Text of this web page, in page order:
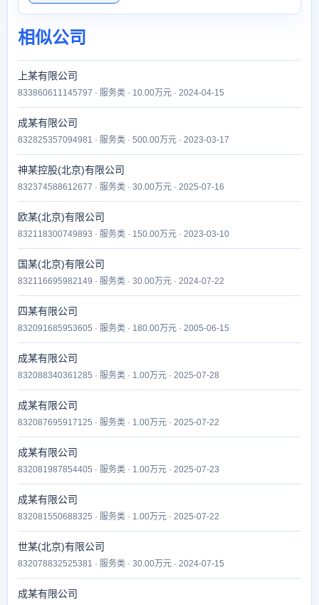
相似公司
上某有限公司
833860611145797 · 服务类 · 10.00万元 · 2024-04-15
成某有限公司
832825357094981 · 服务类 · 500.00万元 · 2023-03-17
神某控股(北京)有限公司
832374588612677 · 服务类 · 30.00万元 · 2025-07-16
欧某(北京)有限公司
832118300749893 · 服务类 · 150.00万元 · 2023-03-10
国某(北京)有限公司
832116695982149 · 服务类 · 30.00万元 · 2024-07-22
四某有限公司
832091685953605 · 服务类 · 180.00万元 · 2005-06-15
成某有限公司
832088340361285 · 服务类 · 1.00万元 · 2025-07-28
成某有限公司
832087695917125 · 服务类 · 1.00万元 · 2025-07-22
成某有限公司
832081987854405 · 服务类 · 1.00万元 · 2025-07-23
成某有限公司
832081550688325 · 服务类 · 1.00万元 · 2025-07-22
世某(北京)有限公司
832078832525381 · 服务类 · 30.00万元 · 2024-07-15
成某有限公司